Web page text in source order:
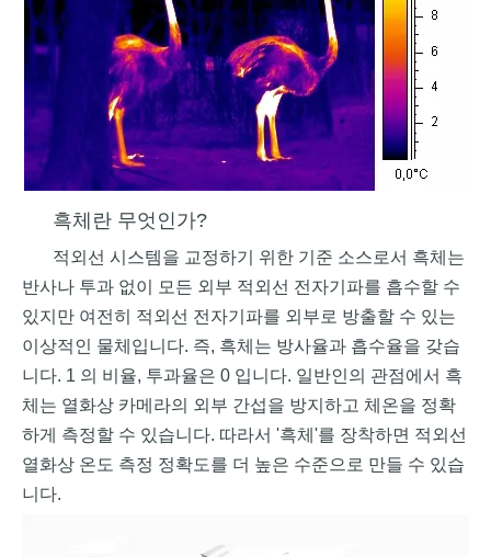
흑체란 무엇인가?
적외선 시스템을 교정하기 위한 기준 소스로서 흑체는
반사나 투과 없이 모든 외부 적외선 전자기파를 흡수할 수
있지만 여전히 적외선 전자기파를 외부로 방출할 수 있는
이상적인 물체입니다. 즉, 흑체는 방사율과 흡수율을 갖습
니다. 1 의 비율, 투과율은 0 입니다. 일반인의 관점에서 흑
체는 열화상 카메라의 외부 간섭을 방지하고 체온을 정확
하게 측정할 수 있습니다. 따라서 '흑체'를 장착하면 적외선
열화상 온도 측정 정확도를 더 높은 수준으로 만들 수 있습
니다.